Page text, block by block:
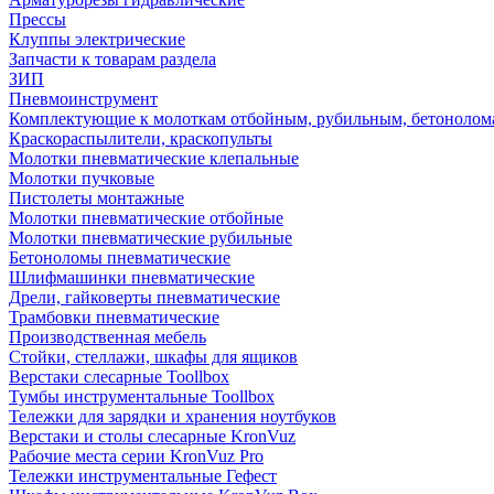
Прессы
Клуппы электрические
Запчасти к товарам раздела
ЗИП
Пневмоинструмент
Комплектующие к молоткам отбойным, рубильным,
Краскораспылители, краскопульты
Молотки пневматические клепальные
Молотки пучковые
Пистолеты монтажные
Молотки пневматические отбойные
Молотки пневматические рубильные
Бетоноломы пневматические
Шлифмашинки пневматические
Дрели, гайковерты пневматические
Трамбовки пневматические
Производственная мебель
Стойки, стеллажи, шкафы для ящиков
Верстаки слесарные Toollbox
Тумбы инструментальные Toollbox
Тележки для зарядки и хранения ноутбуков
Верстаки и столы слесарные KronVuz
Рабочие места серии KronVuz Pro
Тележки инструментальные Гефест